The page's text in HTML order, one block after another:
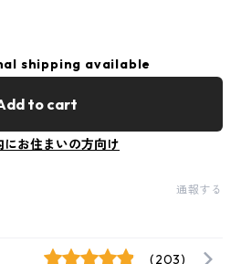
shipping available
to cart
にお住まいの方向け
通報する
(203)